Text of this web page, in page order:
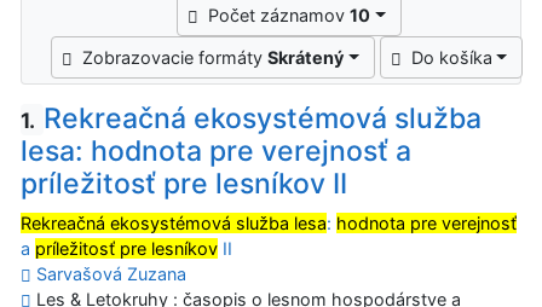
Počet záznamov10
Zobrazovacie formátySkrátený Do košíka
1. Rekreačná ekosystémová služba
lesa: hodnota pre verejnosť a
príležitosť pre lesníkov II
Rekreačná ekosystémová služba lesa: hodnota pre verejnosť
a príležitosť pre lesníkov II
Sarvašová Zuzana
Les & Letokruhy : časopis o lesnom hospodárstve a